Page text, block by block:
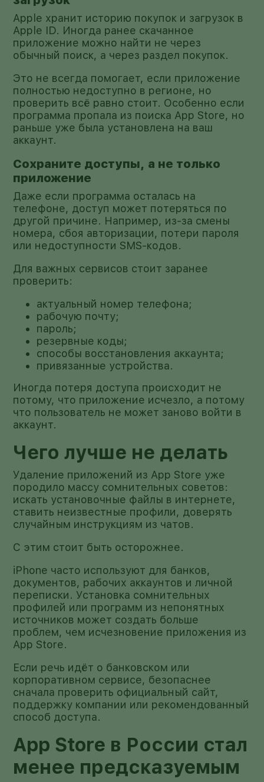
Apple хранит историю покупок и загрузок в
Apple ID. Иногда ранее скачанное
приложение можно найти не через
обычный поиск, а через раздел покупок.
Это не всегда помогает, если приложение
полностью недоступно в регионе, но
проверить всё равно стоит. Особенно если
программа пропала из поиска App Store, но
раньше уже была установлена на ваш
аккаунт.
Сохраните доступы, а не только
приложение
Даже если программа осталась на
телефоне, доступ может потеряться по
другой причине. Например, из-за смены
номера, сбоя авторизации, потери пароля
или недоступности SMS-кодов.
Для важных сервисов стоит заранее
проверить:
актуальный номер телефона;
рабочую почту;
пароль;
резервные коды;
способы восстановления аккаунта;
привязанные устройства.
Иногда потеря доступа происходит не
потому, что приложение исчезло, а потому
что пользователь не может заново войти в
аккаунт.
Чего лучше не делать
Удаление приложений из App Store уже
породило массу сомнительных советов:
искать установочные файлы в интернете,
ставить неизвестные профили, доверять
случайным инструкциям из чатов.
С этим стоит быть осторожнее.
iPhone часто используют для банков,
документов, рабочих аккаунтов и личной
переписки. Установка сомнительных
профилей или программ из непонятных
источников может создать больше
проблем, чем исчезновение приложения из
App Store.
Если речь идёт о банковском или
корпоративном сервисе, безопаснее
сначала проверить официальный сайт,
поддержку компании или рекомендованный
способ доступа.
App Store в России стал
менее предсказуемым